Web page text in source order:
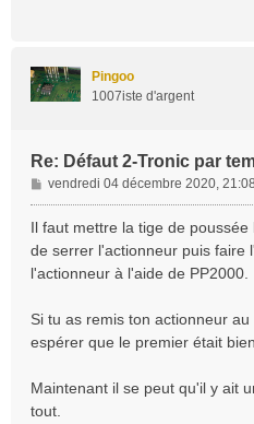
Pingoo
1007iste d'argent
Re: Défaut 2-Tronic par
M
e
s
g
vendredi 04 décembre 2020,
Il faut mettre la tige de
de serrer l'actionneur puis faire
l'actionneur à l'aide de PP2000.
Si tu as remis ton actionneur
espérer que le premier était
Maintenant il se peut qu'il y ait
tout.